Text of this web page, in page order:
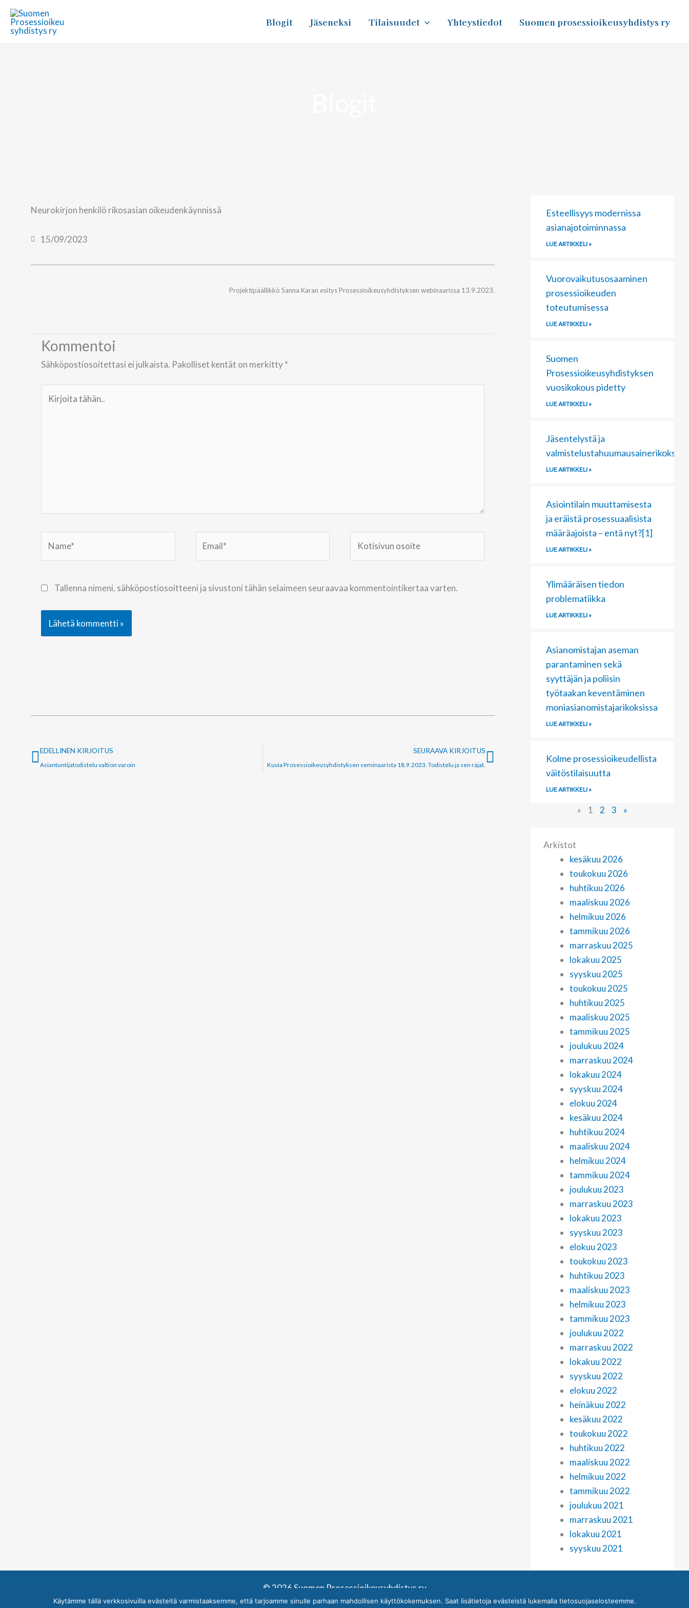
Siirry
sisältöön
Blogit Jäseneksi Tilaisuudet Yhteystiedot Suomen prosessioikeusyhdistys ry
Neurokirjon henkilö rikosasian oikeudenkäynnissä
15/09/2023
Projektipäällikkö Sanna Karan esitys Prosessioikeusyhdistyksen webinaarissa 13.9.2023.
Kommentoi
Sähköpostiosoitettasi ei julkaista. Pakolliset kentät on merkitty*
tähän..
osoite
Tallenna nimeni, sähköpostiosoitteeni ja sivustoni tähän selaimeen seuraavaa kommentointikertaa varten.
Prev
EDELLINEN KIRJOITUS
Asiantuntijatodistelu valtion varoin
SEURAAVA KIRJOITUS
Kuvia Prosessioikeusyhdistyksen seminaarista 18.9.2023. Todistelu ja sen rajat.
Next
Esteellisyys modernissa
asianajotoiminnassa
LUE ARTIKKELI »
Vuorovaikutusosaaminen
prosessioikeuden
toteutumisessa
LUE ARTIKKELI »
Suomen
Prosessioikeusyhdistyksen
vuosikokous pidetty
LUE ARTIKKELI »
Jäsentelystä ja
LUE ARTIKKELI »
Asiointilain muuttamisesta
ja eräistä prosessuaalisista
määräajoista – entä nyt?[1]
LUE ARTIKKELI »
Ylimääräisen tiedon
problematiikka
LUE ARTIKKELI »
Asianomistajan aseman
parantaminen sekä
syyttäjän ja poliisin
työtaakan keventäminen
moniasianomistajarikoksissa
LUE ARTIKKELI »
Kolme prosessioikeudellista
väitöstilaisuutta
LUE ARTIKKELI »
« 1 2 3 »
Arkistot
kesäkuu 2026
toukokuu 2026
huhtikuu 2026
maaliskuu 2026
helmikuu 2026
tammikuu 2026
marraskuu 2025
lokakuu 2025
syyskuu 2025
toukokuu 2025
huhtikuu 2025
maaliskuu 2025
tammikuu 2025
joulukuu 2024
marraskuu 2024
lokakuu 2024
syyskuu 2024
elokuu 2024
kesäkuu 2024
huhtikuu 2024
maaliskuu 2024
helmikuu 2024
tammikuu 2024
joulukuu 2023
marraskuu 2023
lokakuu 2023
syyskuu 2023
elokuu 2023
toukokuu 2023
huhtikuu 2023
maaliskuu 2023
helmikuu 2023
tammikuu 2023
joulukuu 2022
marraskuu 2022
lokakuu 2022
syyskuu 2022
elokuu 2022
heinäkuu 2022
kesäkuu 2022
toukokuu 2022
huhtikuu 2022
maaliskuu 2022
helmikuu 2022
tammikuu 2022
joulukuu 2021
marraskuu 2021
lokakuu 2021
syyskuu 2021
© 2026 Suomen Prosessioikeusyhdistys ry
Käytämme tällä verkkosivuilla evästeitä varmistaaksemme, että tarjoamme sinulle parhaan mahdollisen käyttökokemuksen. Saat lisätietoja evästeistä lukemalla tietosuojaselosteemme.